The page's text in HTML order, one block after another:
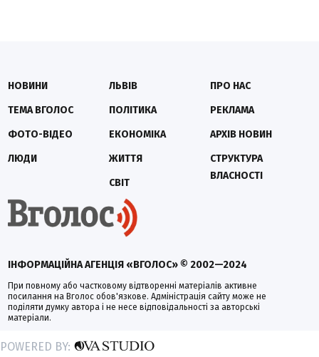
ІНФОРМАЦІЙНА АГЕНЦІЯ «ВГОЛОС» © 2002—2024
При повному або частковому відтворенні матеріалів активне
посилання на Вголос обов'язкове. Адміністрація сайту може не
поділяти думку автора і не несе відповідальності за авторські
матеріали.
НОВИНИ
ТЕМА ВГОЛОС
ФОТО-ВІДЕО
ЛЮДИ
ЛЬВІВ
ПОЛІТИКА
ЕКОНОМІКА
ЖИТТЯ
СВІТ
ПРО НАС
РЕКЛАМА
АРХІВ НОВИН
СТРУКТУРА
ВЛАСНОСТІ
POWERED BY: